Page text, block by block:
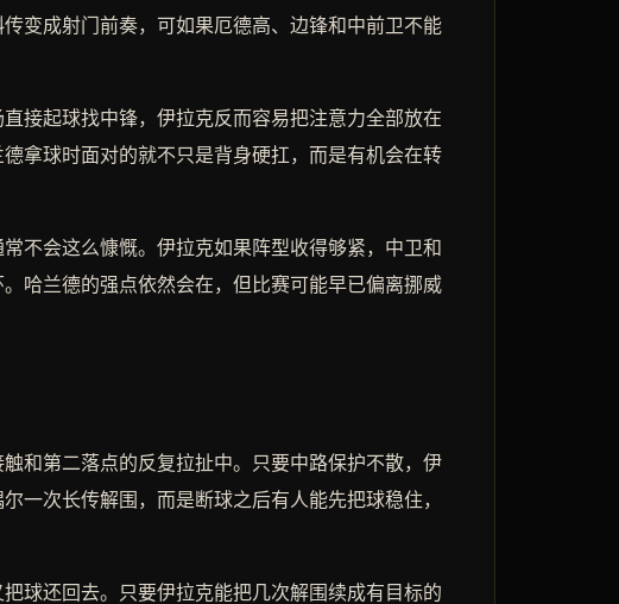
变成射门前奏，可如果厄德高、边锋和中前卫不能
接起球找中锋，伊拉克反而容易把注意力全部放在
拿球时面对的就不只是背身硬扛，而是有机会在转
不会这么慷慨。伊拉克如果阵型收得够紧，中卫和
哈兰德的强点依然会在，但比赛可能早已偏离挪威
和第二落点的反复拉扯中。只要中路保护不散，伊
一次长传解围，而是断球之后有人能先把球稳住，
球还回去。只要伊拉克能把几次解围续成有目标的